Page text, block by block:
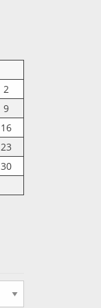
2
9
16
23
30